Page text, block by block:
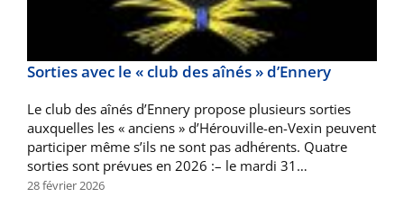
Sorties avec le « club des aînés » d’Ennery
Le club des aînés d’Ennery propose plusieurs sorties
auxquelles les « anciens » d’Hérouville-en-Vexin peuvent
participer même s’ils ne sont pas adhérents. Quatre
sorties sont prévues en 2026 :– le mardi 31…
28 février 2026